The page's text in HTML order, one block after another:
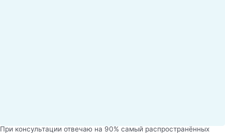
При консультации отвечаю на 90% самый распространённых